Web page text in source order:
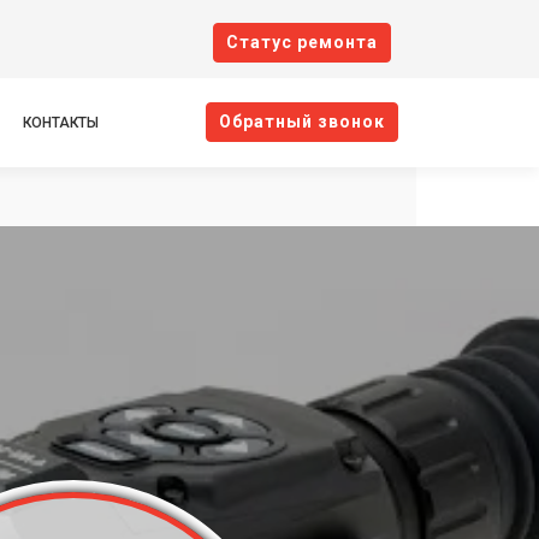
Cтатус ремонта
КОНТАКТЫ Oбратный звонок